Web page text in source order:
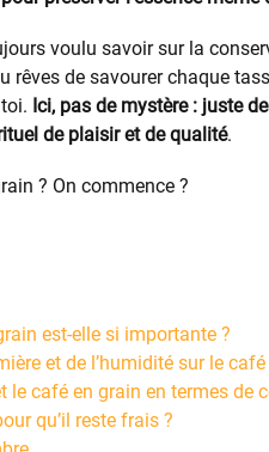
voulu savoir sur la
de savourer chaque
Ici, pas de mystère : juste
de plaisir et de qualité.
? On commence ?
est-elle si importante ?
et de l’humidité sur le café
le café en grain en termes de
qu’il reste frais ?